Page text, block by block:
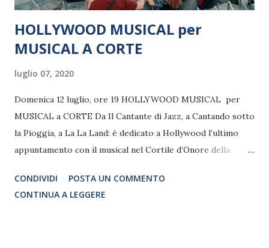
HOLLYWOOD MUSICAL per
MUSICAL A CORTE
luglio 07, 2020
Domenica 12 luglio, ore 19 HOLLYWOOD MUSICAL per
MUSICAL a CORTE Da Il Cantante di Jazz, a Cantando sotto
la Pioggia, a La La Land: è dedicato a Hollywood l’ultimo
appuntamento con il musical nel Cortile d’Onore della
CONDIVIDI
POSTA UN COMMENTO
CONTINUA A LEGGERE